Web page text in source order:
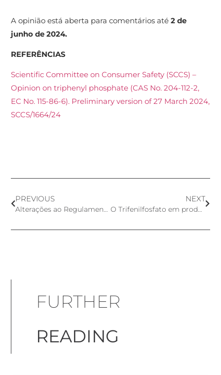
A opinião está aberta para comentários até2 de
junho de 2024.
REFERÊNCIAS
Scientific Committee on Consumer Safety (SCCS) –
Opinion on triphenyl phosphate (CAS No. 204-112-2,
EC No. 115-86-6). Preliminary version of 27 March 2024,
SCCS/1664/24
PREVIOUS
Alterações ao Regulamento Europeu de Produtos Cosméticos – Novas restrições
NEXT
O Trifenilfosfato em produtos cosméticos é seguro? Surgem preocupações.
FURTHER
READING